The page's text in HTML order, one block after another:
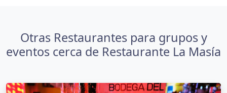
Otras Restaurantes para grupos y
eventos cerca de Restaurante La Masía